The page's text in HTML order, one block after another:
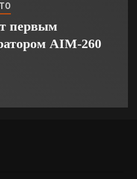
первым
AIM-260